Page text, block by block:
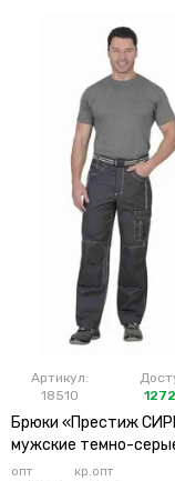
Артикул:
18510
Брюки «Престиж
мужские темно-
опт кр.опт